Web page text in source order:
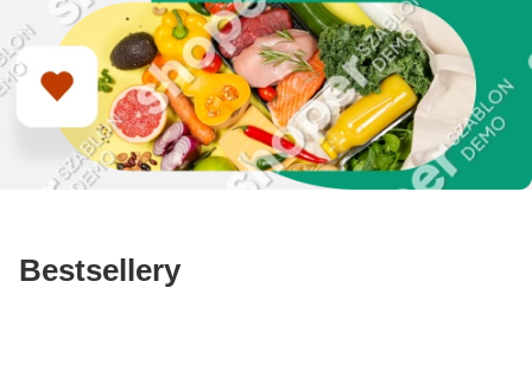
Bestsellery